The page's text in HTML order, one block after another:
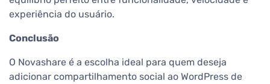
experiência do usuário.
Conclusão
O Novashare é a escolha ideal para quem deseja
adicionar compartilhamento social ao WordPress de